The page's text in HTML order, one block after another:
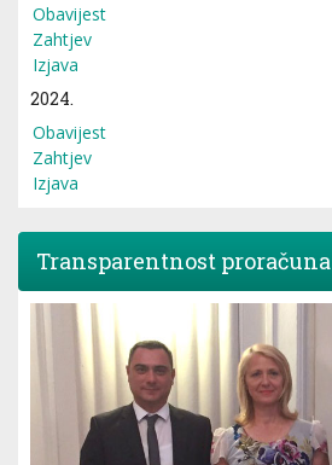
Obavijest
Zahtjev
Izjava
2024.
Obavijest
Zahtjev
Izjava
Transparentnost proračuna